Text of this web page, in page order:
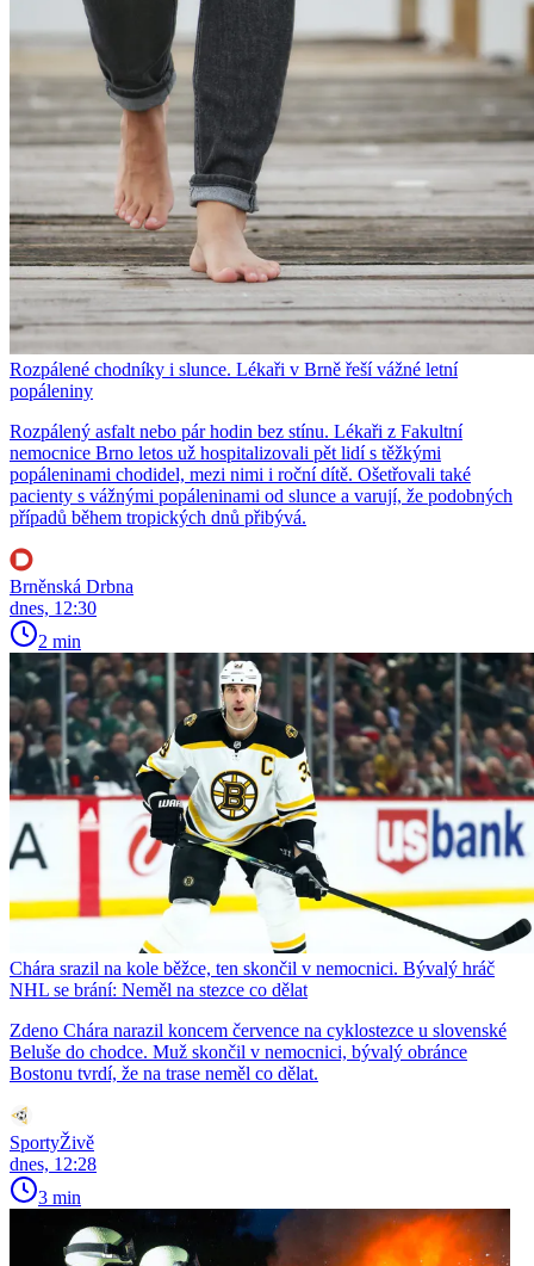
Rozpálené chodníky i slunce. Lékaři v Brně řeší vážné letní
popáleniny
Rozpálený asfalt nebo pár hodin bez stínu. Lékaři z Fakultní
nemocnice Brno letos už hospitalizovali pět lidí s těžkými
popáleninami chodidel, mezi nimi i roční dítě. Ošetřovali také
pacienty s vážnými popáleninami od slunce a varují, že podobných
případů během tropických dnů přibývá.
Brněnská Drbna
dnes, 12:30
2 min
Chára srazil na kole běžce, ten skončil v nemocnici. Bývalý hráč
NHL se brání: Neměl na stezce co dělat
Zdeno Chára narazil koncem července na cyklostezce u slovenské
Beluše do chodce. Muž skončil v nemocnici, bývalý obránce
Bostonu tvrdí, že na trase neměl co dělat.
SportyŽivě
dnes, 12:28
3 min